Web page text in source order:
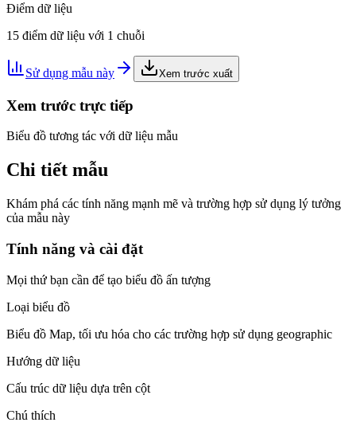
Điểm dữ liệu
15 điểm dữ liệu với 1 chuỗi
Sử dụng mẫu này Xem trước xuất
Xem trước trực tiếp
Biểu đồ tương tác với dữ liệu mẫu
Chi tiết mẫu
Khám phá các tính năng mạnh mẽ và trường hợp sử dụng lý tưởng
của mẫu này
Tính năng và cài đặt
Mọi thứ bạn cần để tạo biểu đồ ấn tượng
Loại biểu đồ
Biểu đồ Map, tối ưu hóa cho các trường hợp sử dụng geographic
Hướng dữ liệu
Cấu trúc dữ liệu dựa trên cột
Chú thích